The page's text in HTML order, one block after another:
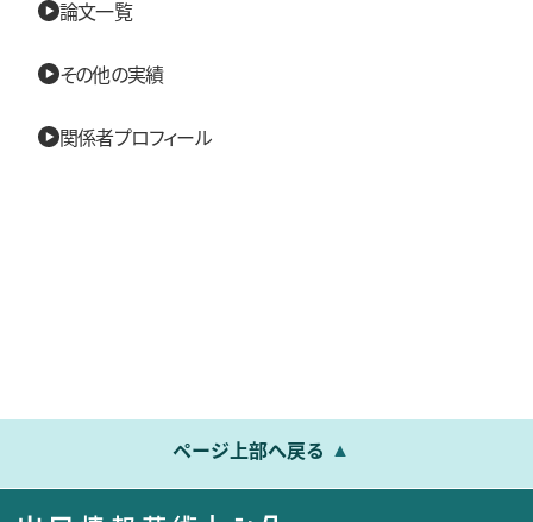
論文一覧
その他の実績
関係者プロフィール
ページ上部へ戻る